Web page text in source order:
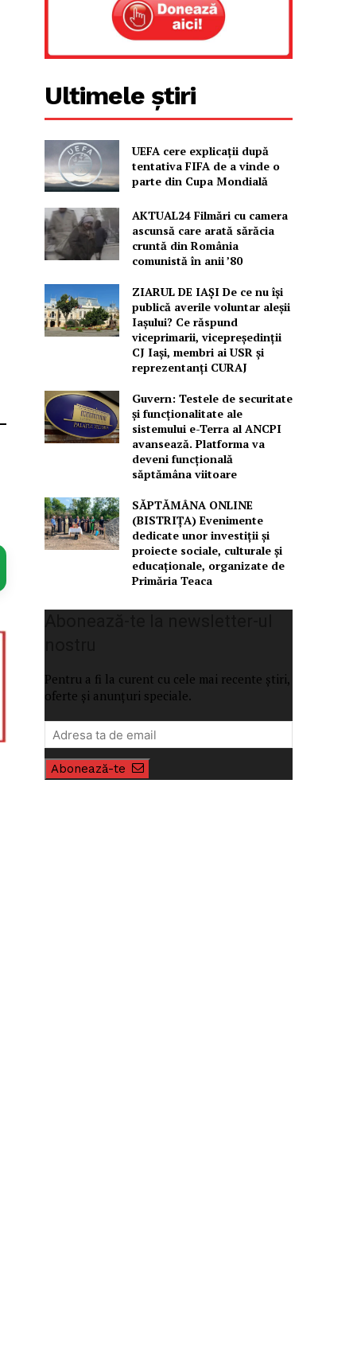
Ultimele știri
UEFA cere explicații după
tentativa FIFA de a vinde o
parte din Cupa Mondială
AKTUAL24 Filmări cu camera
ascunsă care arată sărăcia
cruntă din România
comunistă în anii ’80
ZIARUL DE IAȘI De ce nu își
publică averile voluntar aleșii
Iașului? Ce răspund
viceprimarii, vicepreședinții
CJ Iași, membri ai USR și
reprezentanți CURAJ
Guvern: Testele de securitate
și funcționalitate ale
sistemului e-Terra al ANCPI
avansează. Platforma va
deveni funcțională
săptămâna viitoare
SĂPTĂMÂNA ONLINE
(BISTRIȚA) Evenimente
dedicate unor investiții și
proiecte sociale, culturale și
educaționale, organizate de
Primăria Teaca
Pentru a fi la curent cu cele mai recente știri,
oferte și anunțuri speciale.
Abonează-te